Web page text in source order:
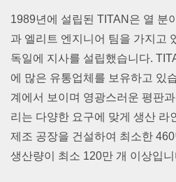
1989년에 설립된 TITAN은 열 분
과 엘리트 엔지니어 팀을 가지고
독일에 지사를 설립했습니다.
에 많은 유통업체를 보유하고 있
계에서 보이며 영광스러운 평판
리는 다양한 요구에 맞게 생산 라
제조 공장을 건설하여 최소한
생산량이 최소 120만 개 이상입니